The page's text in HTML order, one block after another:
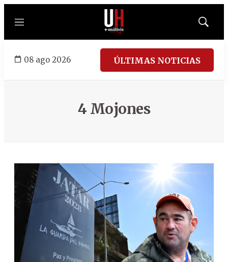
Menú
Mostrar
08 ago 2026 ÚLTIMAS NOTICIAS
4 Mojones